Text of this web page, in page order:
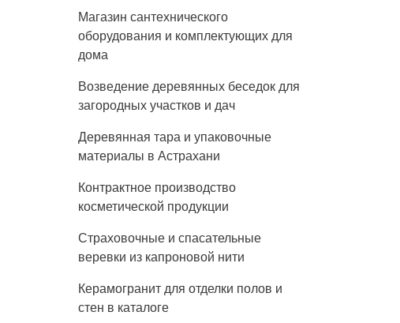
Магазин сантехнического
оборудования и комплектующих для
дома
Возведение деревянных беседок для
загородных участков и дач
Деревянная тара и упаковочные
материалы в Астрахани
Контрактное производство
косметической продукции
Страховочные и спасательные
веревки из капроновой нити
Керамогранит для отделки полов и
стен в каталоге